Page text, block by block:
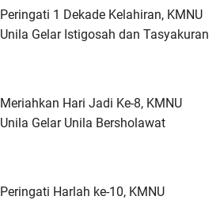
Peringati 1 Dekade Kelahiran, KMNU
Unila Gelar Istigosah dan Tasyakuran
Meriahkan Hari Jadi Ke-8, KMNU
Unila Gelar Unila Bersholawat
Peringati Harlah ke-10, KMNU